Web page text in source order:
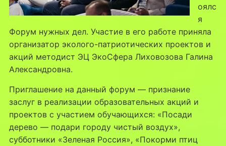
оялс
я
Форум нужных дел. Участие в его работе приняла
организатор эколого-патриотических проектов и
акций методист ЭЦ ЭкоСфера Лиховозова Галина
Александровна.
Приглашение на данный форум — признание
заслуг в реализации образовательных акций и
проектов с участием обучающихся: «Посади
дерево — подари городу чистый воздух»,
субботники «Зеленая Россия», «Покорми птиц